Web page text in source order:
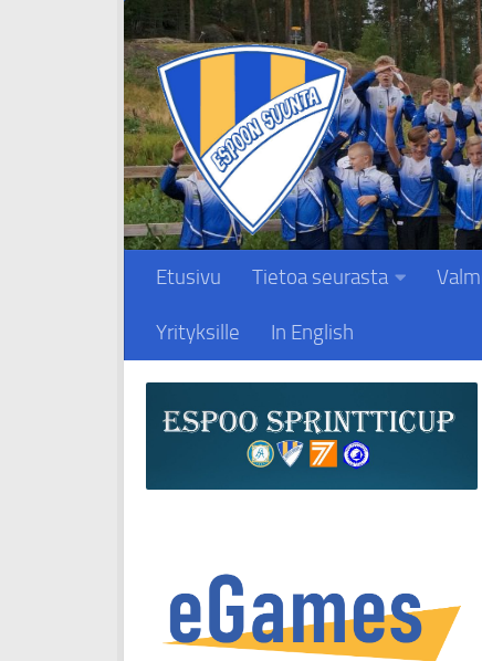
Skip to content
Etusivu Tietoa seurasta
Yrityksille In English